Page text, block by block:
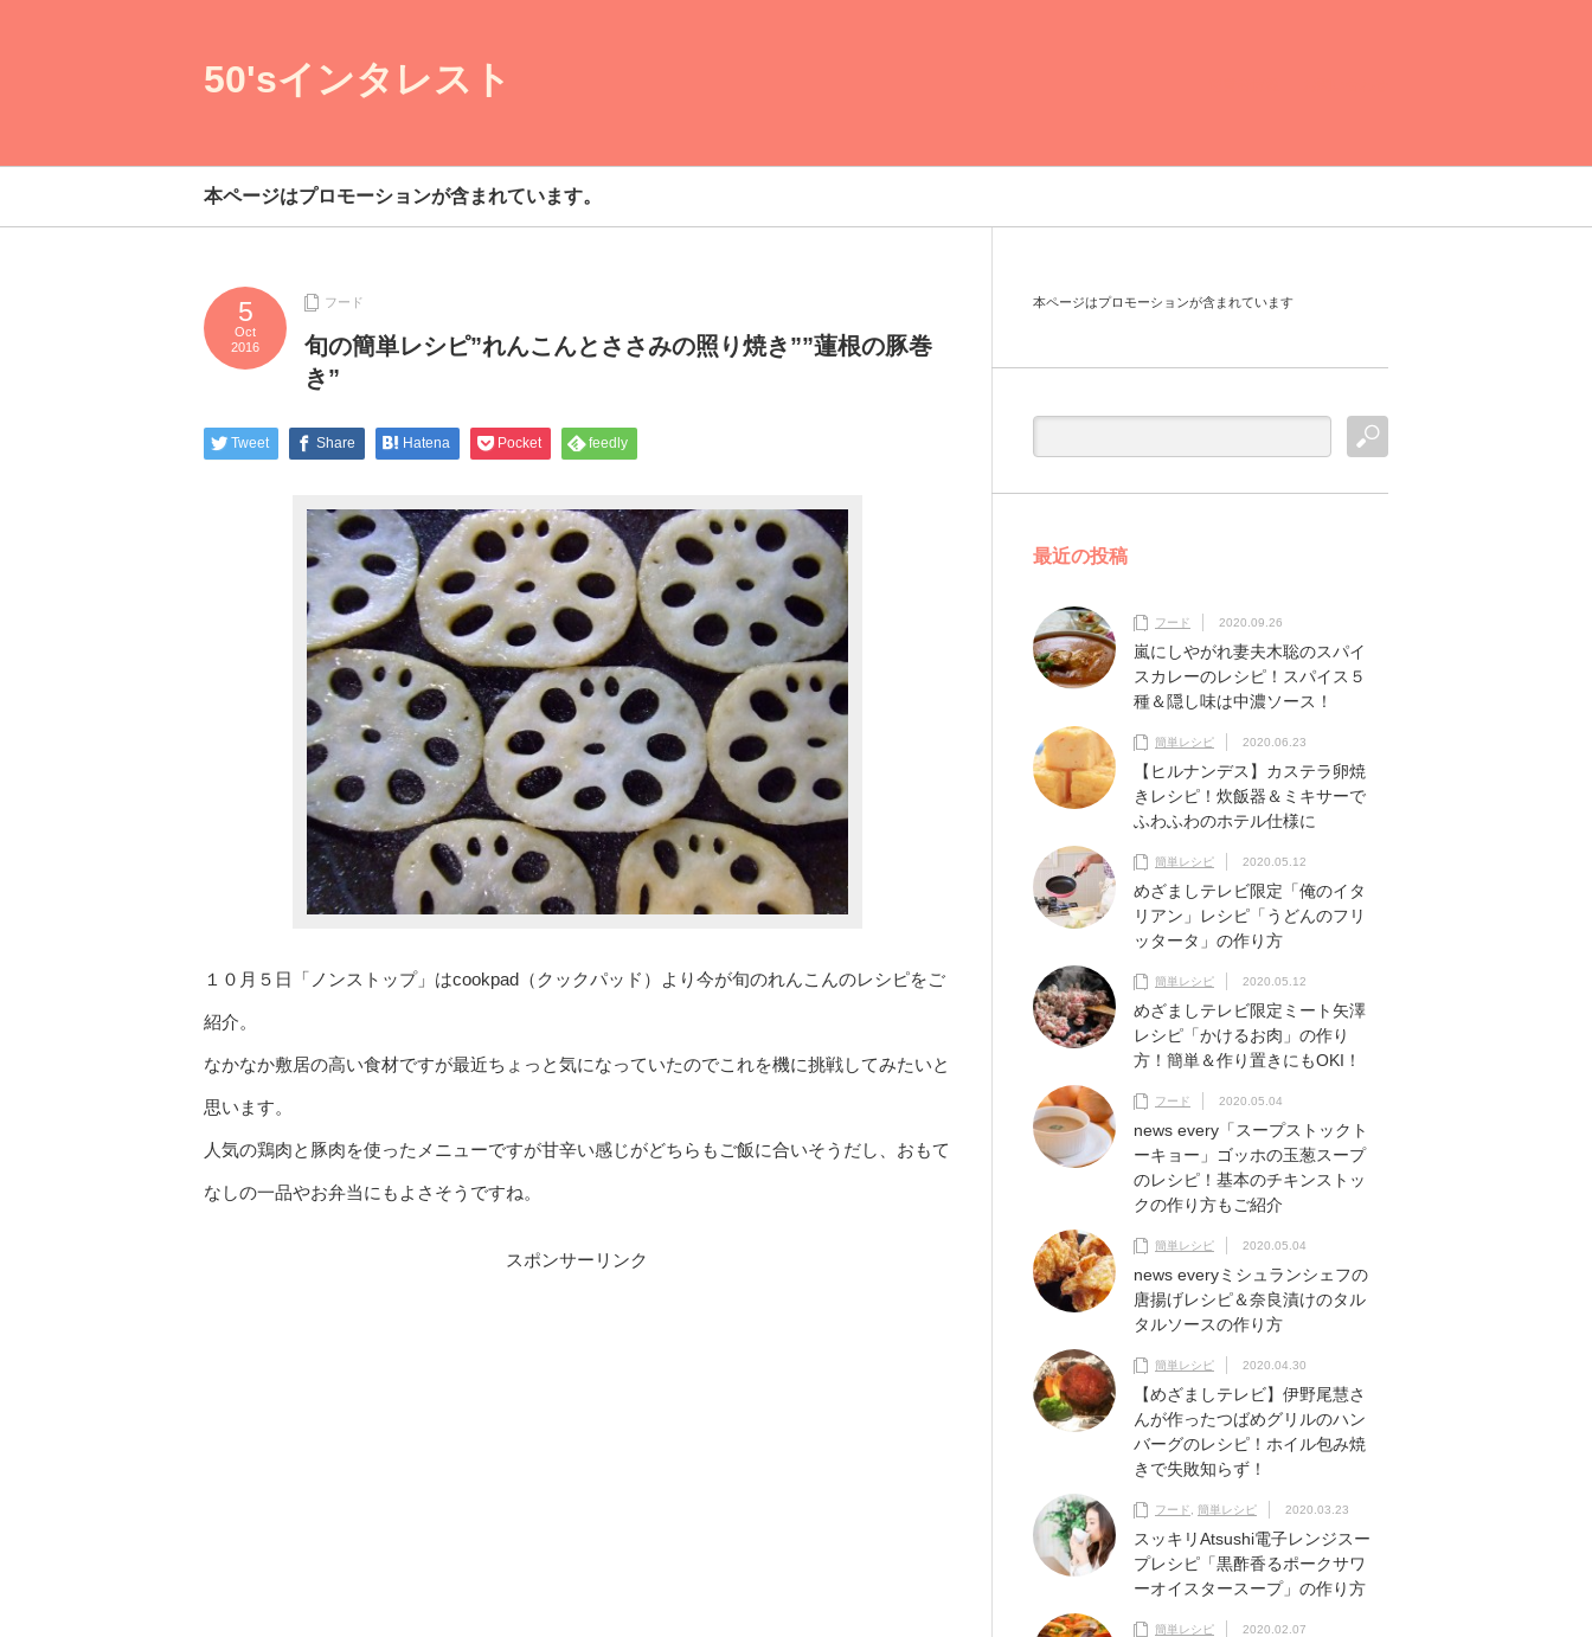
50'sインタレスト
本ページはプロモーションが含まれています。
5
Oct
2016
フード
旬の簡単レシピ”れんこんとささみの照り焼き””蓮根の豚巻
き”
Tweet Share Hatena Pocket feedly
１０月５日「ノンストップ」はcookpad（クックパッド）より今が旬のれんこんのレシピをご
紹介。
なかなか敷居の高い食材ですが最近ちょっと気になっていたのでこれを機に挑戦してみたいと
思います。
人気の鶏肉と豚肉を使ったメニューですが甘辛い感じがどちらもご飯に合いそうだし、おもて
なしの一品やお弁当にもよさそうですね。
スポンサーリンク
本ページはプロモーションが含まれています
最近の投稿
フード 2020.09.26
嵐にしやがれ妻夫木聡のスパイ
スカレーのレシピ！スパイス５
種＆隠し味は中濃ソース！
簡単レシピ 2020.06.23
【ヒルナンデス】カステラ卵焼
きレシピ！炊飯器＆ミキサーで
ふわふわのホテル仕様に
簡単レシピ 2020.05.12
めざましテレビ限定「俺のイタ
リアン」レシピ「うどんのフリ
ッタータ」の作り方
簡単レシピ 2020.05.12
めざましテレビ限定ミート矢澤
レシピ「かけるお肉」の作り
方！簡単＆作り置きにもOKI！
フード 2020.05.04
news every「スープストックト
ーキョー」ゴッホの玉葱スープ
のレシピ！基本のチキンストッ
クの作り方もご紹介
簡単レシピ 2020.05.04
news everyミシュランシェフの
唐揚げレシピ＆奈良漬けのタル
タルソースの作り方
簡単レシピ 2020.04.30
【めざましテレビ】伊野尾慧さ
んが作ったつばめグリルのハン
バーグのレシピ！ホイル包み焼
きで失敗知らず！
フード 簡単レシピ 2020.03.23
スッキリAtsushi電子レンジスー
プレシピ「黒酢香るポークサワ
ーオイスタースープ」の作り方
簡単レシピ 2020.02.07